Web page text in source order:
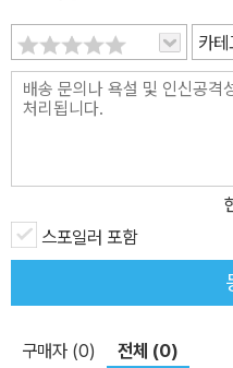
화 기초 데생 1,2)부터 캐릭터
기 마스터, 옷 주름 그리기 마스
며 그리는 만화 데생), 캐릭터
고 고급 일러스트 레슨(캐릭터
트 포즈집, 남자 포즈 일러스트)도 담았다. 그리고
배경(배경·원근법) 기본서와 컬
러링) 도서, 장르(신화 전설의
에 볼 수 있는 이론서(하우 투
리매김하고 있다. 아무쪼록 '쉽게 배우는 만화' 시리즈가 만화가, 일러
카테
스포일러 포함
구매자 (0) 전체 (0)